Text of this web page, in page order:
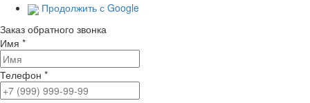
Продолжить с Google
Заказ обратного звонка
Имя *
Телефон *